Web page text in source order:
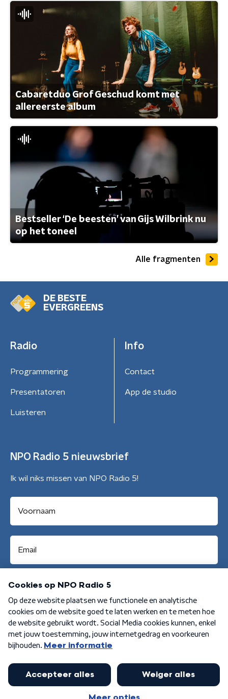
Cabaretduo Grof Geschud komt met
allereerste album
Bestseller ‘De beesten’ van Gijs Wilbrink nu
op het toneel
Alle fragmenten
DE BESTE
EVERGREENS
Radio
Programmering
Presentatoren
Luisteren
Info
Contact
App de studio
NPO Radio 5 nieuwsbrief
Ik wil niks missen van NPO Radio 5!
Aanmelden
Algemene voorwaarden